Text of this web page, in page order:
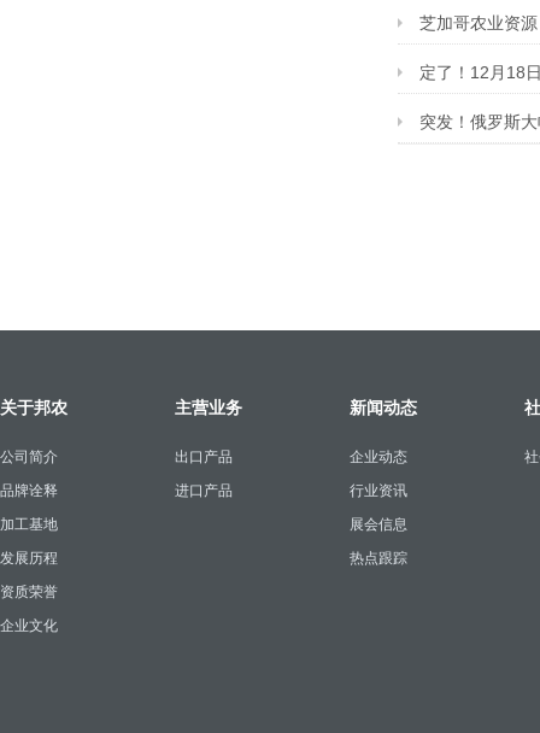
芝加哥农业资
定了！12月18
突发！俄罗斯
关于邦农
公司简介
品牌诠释
加工基地
发展历程
资质荣誉
企业文化
主营业务
出口产品
进口产品
新闻动态
企业动态
行业资讯
展会信息
热点跟踪